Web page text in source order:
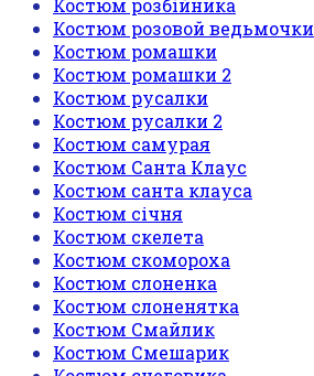
Костюм розбійника
Костюм розовой ведьмочки
Костюм ромашки
Костюм ромашки 2
Костюм русалки
Костюм русалки 2
Костюм самурая
Костюм Санта Клаус
Костюм санта клауса
Костюм січня
Костюм скелета
Костюм скомороха
Костюм слоненка
Костюм слоненятка
Костюм Смайлик
Костюм Смешарик